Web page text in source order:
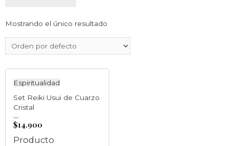
Mostrando el único resultado
Espiritualidad
Set Reiki Usui de Cuarzo
Cristal
Valorado
en
0$14.900
Producto